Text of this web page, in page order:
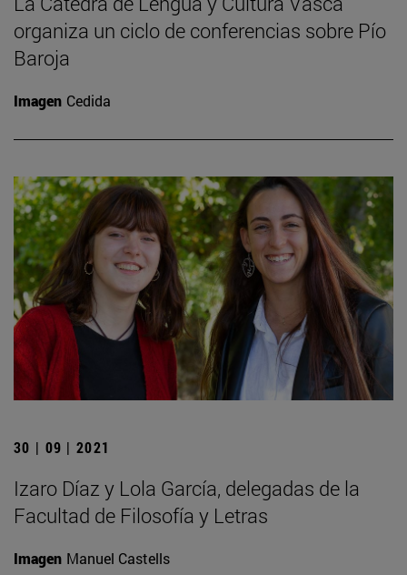
organiza un ciclo de conferencias sobre Pío
Baroja
Imagen Cedida
30 | 09 | 2021
Izaro Díaz y Lola García, delegadas de la
Facultad de Filosofía y Letras
Imagen Manuel Castells